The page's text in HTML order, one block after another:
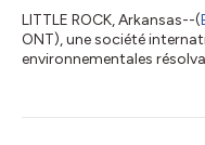
LITTLE ROCK, Arkansas--(
ONT), une société
environnementales
pourquoi la performance